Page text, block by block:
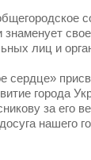
лиц и
города
за его
нашего